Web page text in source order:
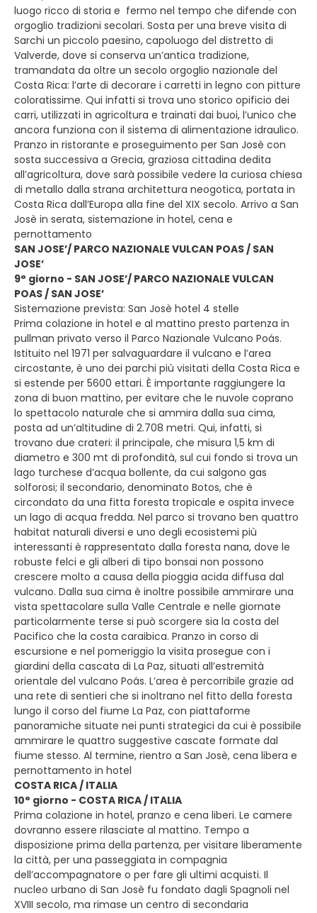
luogo ricco di storia e fermo nel tempo che difende con
orgoglio tradizioni secolari. Sosta per una breve visita di
Sarchi un piccolo paesino, capoluogo del distretto di
Valverde, dove si conserva un’antica tradizione,
tramandata da oltre un secolo orgoglio nazionale del
Costa Rica: l’arte di decorare i carretti in legno con pitture
coloratissime. Qui infatti si trova uno storico opificio dei
carri, utilizzati in agricoltura e trainati dai buoi, l’unico che
ancora funziona con il sistema di alimentazione idraulico.
Pranzo in ristorante e proseguimento per San Josè con
sosta successiva a Grecia, graziosa cittadina dedita
all’agricoltura, dove sarà possibile vedere la curiosa chiesa
di metallo dalla strana architettura neogotica, portata in
Costa Rica dall’Europa alla fine del XIX secolo. Arrivo a San
Josè in serata, sistemazione in hotel, cena e
pernottamento
SAN JOSE’/ PARCO NAZIONALE VULCAN POAS / SAN
JOSE’
9° giorno - SAN JOSE’/ PARCO NAZIONALE VULCAN
POAS / SAN JOSE’
Sistemazione prevista: San Josè hotel 4 stelle
Prima colazione in hotel e al mattino presto partenza in
pullman privato verso il Parco Nazionale Vulcano Poás.
Istituito nel 1971 per salvaguardare il vulcano e l’area
circostante, è uno dei parchi più visitati della Costa Rica e
si estende per 5600 ettari. È importante raggiungere la
zona di buon mattino, per evitare che le nuvole coprano
lo spettacolo naturale che si ammira dalla sua cima,
posta ad un’altitudine di 2.708 metri. Qui, infatti, si
trovano due crateri: il principale, che misura 1,5 km di
diametro e 300 mt di profondità, sul cui fondo si trova un
lago turchese d’acqua bollente, da cui salgono gas
solforosi; il secondario, denominato Botos, che è
circondato da una fitta foresta tropicale e ospita invece
un lago di acqua fredda. Nel parco si trovano ben quattro
habitat naturali diversi e uno degli ecosistemi più
interessanti è rappresentato dalla foresta nana, dove le
robuste felci e gli alberi di tipo bonsai non possono
crescere molto a causa della pioggia acida diffusa dal
vulcano. Dalla sua cima è inoltre possibile ammirare una
vista spettacolare sulla Valle Centrale e nelle giornate
particolarmente terse si può scorgere sia la costa del
Pacifico che la costa caraibica. Pranzo in corso di
escursione e nel pomeriggio la visita prosegue con i
giardini della cascata di La Paz, situati all’estremità
orientale del vulcano Poás. L’area è percorribile grazie ad
una rete di sentieri che si inoltrano nel fitto della foresta
lungo il corso del fiume La Paz, con piattaforme
panoramiche situate nei punti strategici da cui è possibile
ammirare le quattro suggestive cascate formate dal
fiume stesso. Al termine, rientro a San Josè, cena libera e
pernottamento in hotel
COSTA RICA / ITALIA
10° giorno - COSTA RICA / ITALIA
Prima colazione in hotel, pranzo e cena liberi. Le camere
dovranno essere rilasciate al mattino. Tempo a
disposizione prima della partenza, per visitare liberamente
la città, per una passeggiata in compagnia
dell’accompagnatore o per fare gli ultimi acquisti. Il
nucleo urbano di San Josè fu fondato dagli Spagnoli nel
XVIII secolo, ma rimase un centro di secondaria